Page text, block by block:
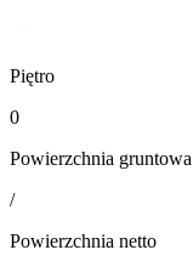
Piętro
0
Powierzchnia gruntowa
/
Powierzchnia netto